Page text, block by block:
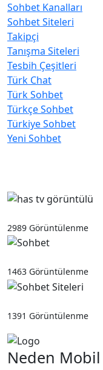
Sohbet Kanalları
Sohbet Siteleri
Takipçi
Tanışma Siteleri
Tesbih Çeşitleri
Türk Chat
Türk Sohbet
Türkçe Sohbet
Türkiye Sohbet
Yeni Sohbet
2989 Görüntülenme
1463 Görüntülenme
1391 Görüntülenme
Neden Mobil